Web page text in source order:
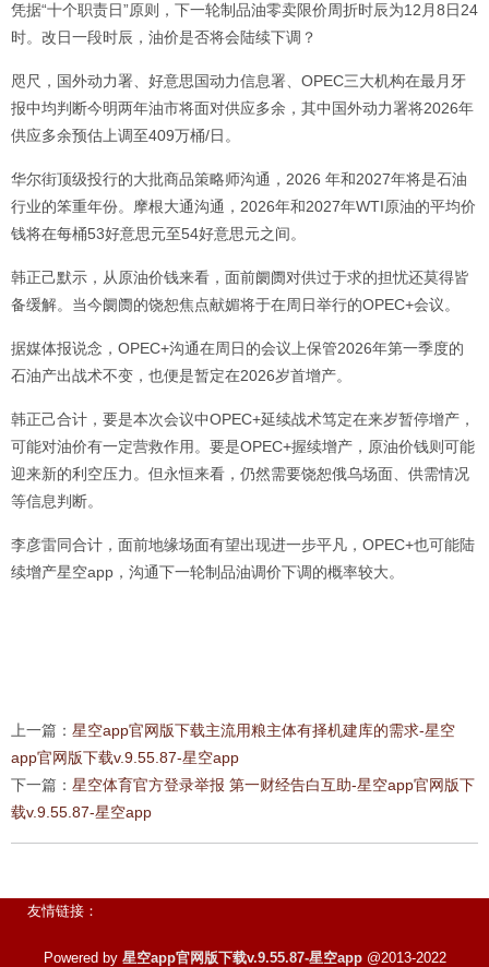
凭据“十个职责日”原则，下一轮制品油零卖限价周折时辰为12月8日24
时。改日一段时辰，油价是否将会陆续下调？
咫尺，国外动力署、好意思国动力信息署、OPEC三大机构在最月牙
报中均判断今明两年油市将面对供应多余，其中国外动力署将2026年
供应多余预估上调至409万桶/日。
华尔街顶级投行的大批商品策略师沟通，2026 年和2027年将是石油
行业的笨重年份。摩根大通沟通，2026年和2027年WTI原油的平均价
钱将在每桶53好意思元至54好意思元之间。
韩正己默示，从原油价钱来看，面前阛阓对供过于求的担忧还莫得皆
备缓解。当今阛阓的饶恕焦点献媚将于在周日举行的OPEC+会议。
据媒体报说念，OPEC+沟通在周日的会议上保管2026年第一季度的
石油产出战术不变，也便是暂定在2026岁首增产。
韩正己合计，要是本次会议中OPEC+延续战术笃定在来岁暂停增产，
可能对油价有一定营救作用。要是OPEC+握续增产，原油价钱则可能
迎来新的利空压力。但永恒来看，仍然需要饶恕俄乌场面、供需情况
等信息判断。
李彦雷同合计，面前地缘场面有望出现进一步平凡，OPEC+也可能陆
续增产星空app，沟通下一轮制品油调价下调的概率较大。
上一篇： 星空app官网版下载主流用粮主体有择机建库的需求-星空
app官网版下载v.9.55.87-星空app
下一篇： 星空体育官方登录举报 第一财经告白互助-星空app官网版下
载v.9.55.87-星空app
友情链接：
Powered by 星空app官网版下载v.9.55.87-星空app@2013-2022